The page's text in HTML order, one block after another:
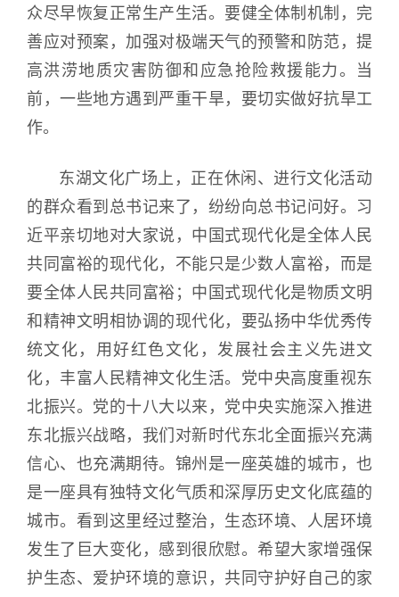
众尽早恢复正常生产生活。要健全体制机制，完
善应对预案，加强对极端天气的预警和防范，提
高洪涝地质灾害防御和应急抢险救援能力。当
前，一些地方遇到严重干旱，要切实做好抗旱工
作。
东湖文化广场上，正在休闲、进行文化活动
的群众看到总书记来了，纷纷向总书记问好。习
近平亲切地对大家说，中国式现代化是全体人民
共同富裕的现代化，不能只是少数人富裕，而是
要全体人民共同富裕；中国式现代化是物质文明
和精神文明相协调的现代化，要弘扬中华优秀传
统文化，用好红色文化，发展社会主义先进文
化，丰富人民精神文化生活。党中央高度重视东
北振兴。党的十八大以来，党中央实施深入推进
东北振兴战略，我们对新时代东北全面振兴充满
信心、也充满期待。锦州是一座英雄的城市，也
是一座具有独特文化气质和深厚历史文化底蕴的
城市。看到这里经过整治，生态环境、人居环境
发生了巨大变化，感到很欣慰。希望大家增强保
护生态、爱护环境的意识，共同守护好自己的家